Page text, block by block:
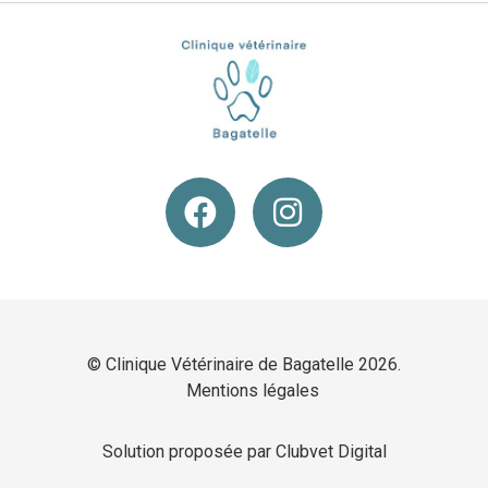
© Clinique Vétérinaire de Bagatelle 2026.
Mentions légales
Solution proposée par Clubvet Digital